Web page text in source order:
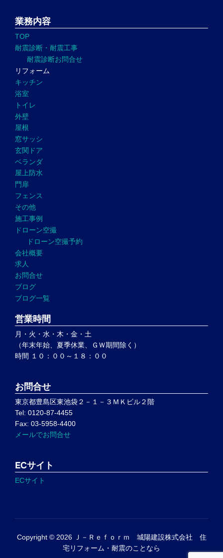
業務内容
TOP
耐震診断・耐震工事
耐震診断お問合せ
リフォーム
キッチン
浴室
トイレ
外壁
屋根
窓サッシ
玄関ドア
ベランダ
屋上防水
門扉
フェンス
その他
施工事例
ドローン空撮
ドローン空撮予約
会社概要
求人
お問合せ
ブログ
ブログ一覧
営業時間
月・火・水・木・金・土
（年末年始、夏季休業、ＧＷ期間除く）
時間 １０：００～１８：００
お問合せ
東京都豊島区東池袋２－１－３ＭＫビル２階
Tel: 0120-87-4455
Fax: 03-5958-4400
メールでお問合せ
ECサイト
ECサイト
Copyright © 2026 Ｊ－Ｒｅｆｏｒｍ 城陽建設株式会社 住
宅リフォーム・耐震のことなら